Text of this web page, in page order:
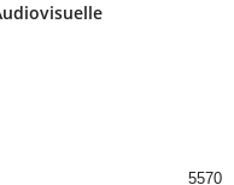
5570